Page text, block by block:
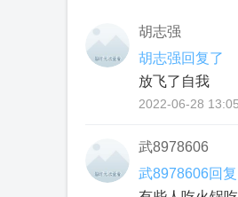
胡志强
胡志强回复了
放飞了自我
2022-06-28 13:05
武8978606
武8978606回复